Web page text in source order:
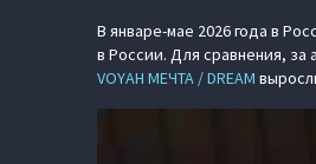
В январе-мае 2026 года в
в России. Для сравнения, за
VOYAH МЕЧТА / DREAM